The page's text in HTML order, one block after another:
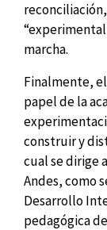
marcha.
Finalmente,
papel de la
construir y
cual se dirige
Andes, como
Desarrollo
pedagógica